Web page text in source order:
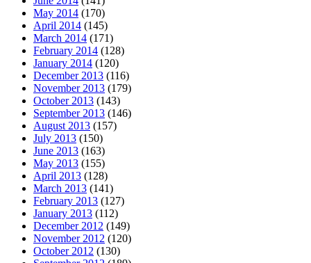
May 2014 (170)
April 2014 (145)
March 2014 (171)
February 2014 (128)
January 2014 (120)
December 2013 (116)
November 2013 (179)
October 2013 (143)
September 2013 (146)
August 2013 (157)
July 2013 (150)
June 2013 (163)
May 2013 (155)
April 2013 (128)
March 2013 (141)
February 2013 (127)
January 2013 (112)
December 2012 (149)
November 2012 (120)
October 2012 (130)